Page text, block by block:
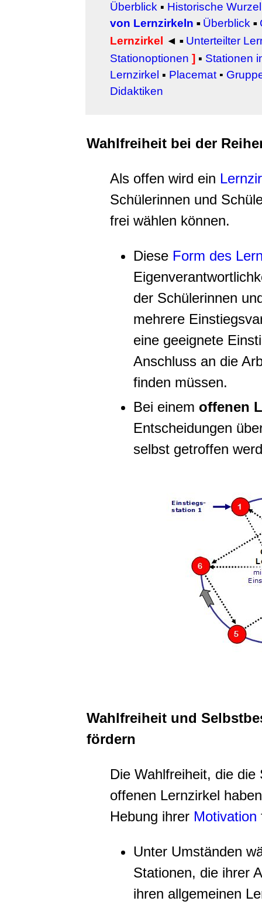
Überblick ▪ Historische
von Lernzirkeln ▪ Überblick ▪
Lernzirkel
◄ ▪ Unterteilter
Stationoptionen ] ▪ Stationen
Lernzirkel ▪ Placemat ▪
Didaktiken
Wahlfreiheit bei der
Als offen wird ein
Schülerinnen und
frei wählen können.
Diese Form des
der Schülerinnen
mehrere
eine geeignete
Anschluss an die
finden müssen.
Bei einem offenen
Entscheidungen
selbst getroffen
Wahlfreiheit und
fördern
Die Wahlfreiheit, die
offenen Lernzirkel
Hebung ihrer Motivation
Unter Umständen
Stationen, die ihrer
ihren allgemeinen